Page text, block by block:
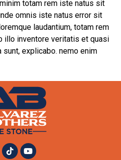
totam rem iste natus sit
omnis iste natus error sit
laudantium, totam rem
illo inventore veritatis et quasi
explicabo. nemo enim